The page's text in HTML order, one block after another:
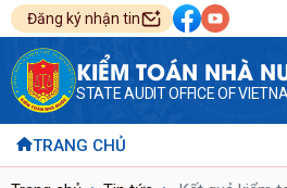
Đăng ký nhận tin
KIỂM TOÁN NHÀ
STATE AUDIT OFFICE OF
TRANG CHỦ